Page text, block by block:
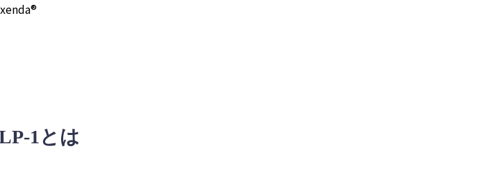
1とは